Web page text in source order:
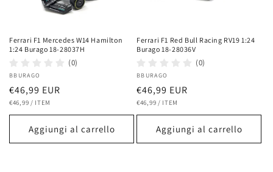
Ferrari F1 Mercedes W14 Hamilton
1:24 Burago 18-28037H
(0)
Fornitore:
BBURAGO
Prezzo
di
listino
€46,99 EUR
PREZZO
€46,99 / PER
ITEM
Aggiungi al carrello
Ferrari F1 Red Bull Racing RV19 1:24
Burago 18-28036V
(0)
Fornitore:
BBURAGO
Prezzo
di
listino
€46,99 EUR
PREZZO
€46,99 / PER
ITEM
Aggiungi al carrello